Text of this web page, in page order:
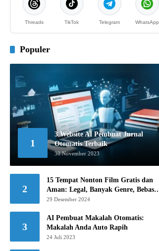
Threads TikTok Telegram WhatsApp
Populer
1
3 Website AI Pembuat Jurnal
Otomatis Terbaik
30 November 2023
2
15 Tempat Nonton Film Gratis dan
Aman: Legal, Banyak Genre, Bebas
Khawatir!
29 Desember 2024
3
AI Pembuat Makalah Otomatis:
Makalah Anda Auto Rapih
24 Juli 2023